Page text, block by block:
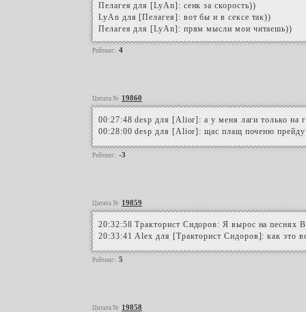
Пелагея для [LyAn]: сенк за скорость))
LyAn для [Пелагея]: вот бы и в сексе так))
Пелагея для [LyAn]: прям мысли мои читаешь))
Рейтинг: 4
Цитата № 19860
00:27:48 desp для [Alior]: а у меня лаги только на
00:28:00 desp для [Alior]: щас плащ поченю прейду
Рейтинг: -3
Цитата № 19859
20:32:58 Тракторист Сидоров: Я вырос на песнях
20:33:41 Alex для [Тракторист Сидоров]: как это
Рейтинг: 5
Цитата № 19858